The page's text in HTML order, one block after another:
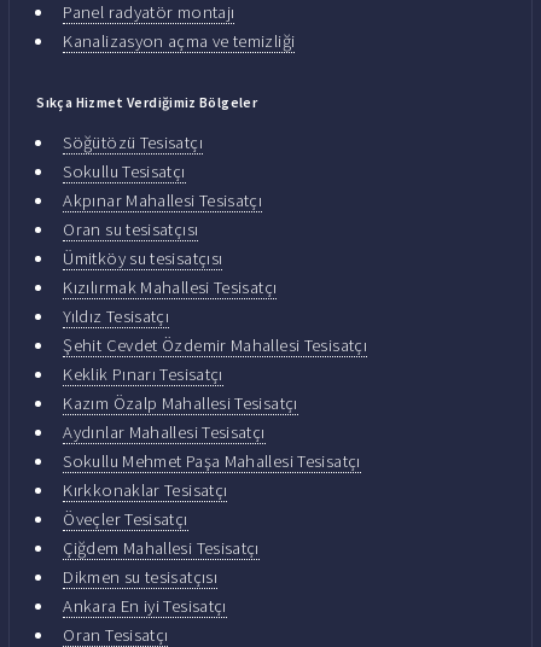
Panel radyatör montajı
Kanalizasyon açma ve temizliği
Sıkça Hizmet Verdiğimiz Bölgeler
Söğütözü Tesisatçı
Sokullu Tesisatçı
Akpınar Mahallesi Tesisatçı
Oran su tesisatçısı
Ümitköy su tesisatçısı
Kızılırmak Mahallesi Tesisatçı
Yıldız Tesisatçı
Şehit Cevdet Özdemir Mahallesi Tesisatçı
Keklik Pınarı Tesisatçı
Kazım Özalp Mahallesi Tesisatçı
Aydınlar Mahallesi Tesisatçı
Sokullu Mehmet Paşa Mahallesi Tesisatçı
Kırkkonaklar Tesisatçı
Öveçler Tesisatçı
Çiğdem Mahallesi Tesisatçı
Dikmen su tesisatçısı
Ankara En iyi Tesisatçı
Oran Tesisatçı